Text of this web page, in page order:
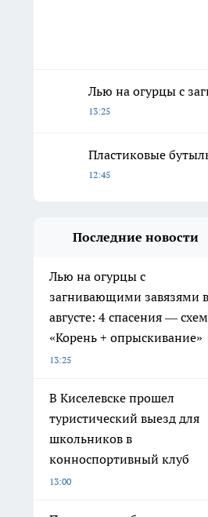
Лью на огурцы с
13:25
Пластиковые
12:45
Последние новости
Лью на огурцы с
загнивающими завязями в
августе: 4 спасения —
«Корень + опрыскивание»
13:25
В Киселевске прошел
туристический выезд для
школьников в
конноспортивный клуб
13:00